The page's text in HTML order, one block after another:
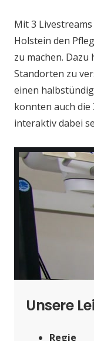
Mit 3
Holstein den
zu machen.
Standorten zu
einen
konnten auch die
interaktiv dabei
Unsere
Regie